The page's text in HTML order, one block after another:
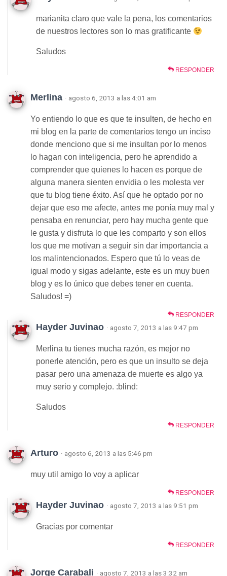
marianita claro que vale la pena, los comentarios
de nuestros lectores son lo mas gratificante
Saludos
RESPONDER
Merlina · agosto 6, 2013 a las 4:01 am
Yo entiendo lo que es que te insulten, de hecho en
mi blog en la parte de comentarios tengo un inciso
donde menciono que si me insultan por lo menos
lo hagan con inteligencia, pero he aprendido a
comprender que quienes lo hacen es porque de
alguna manera sienten envidia o les molesta ver
que tu blog tiene éxito. Así que he optado por no
dejar que eso me afecte, antes me ponía muy mal y
pensaba en renunciar, pero hay mucha gente que
le gusta y disfruta lo que les comparto y son ellos
los que me motivan a seguir sin dar importancia a
los malintencionados. Espero que tú lo veas de
igual modo y sigas adelante, este es un muy buen
blog y es lo único que debes tener en cuenta.
Saludos! =)
RESPONDER
Hayder Juvinao · agosto 7, 2013 a las 9:47 pm
Merlina tu tienes mucha razón, es mejor no
ponerle atención, pero es que un insulto se deja
pasar pero una amenaza de muerte es algo ya
muy serio y complejo. :blind:
Saludos
RESPONDER
Arturo · agosto 6, 2013 a las 5:46 pm
muy util amigo lo voy a aplicar
RESPONDER
Hayder Juvinao · agosto 7, 2013 a las 9:51 pm
Gracias por comentar
RESPONDER
Jorge Carabali · agosto 7, 2013 a las 3:32 am